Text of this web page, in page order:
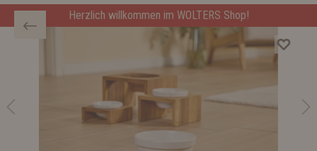
Herzlich willkommen im WOLTERS Shop!